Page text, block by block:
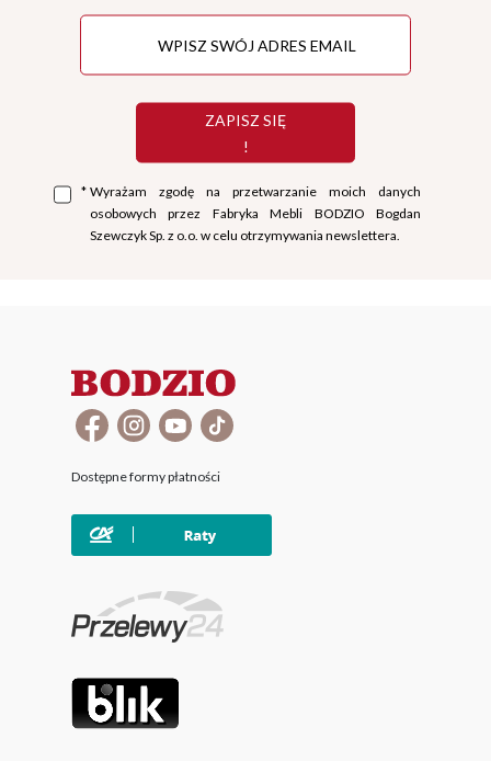
ZAPISZ SIĘ
!
* Wyrażam zgodę na przetwarzanie moich danych
osobowych przez Fabryka Mebli BODZIO Bogdan
Szewczyk Sp. z o.o. w celu otrzymywania newslettera.
Dostępne formy płatności